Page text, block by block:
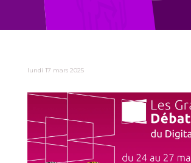
lundi 17 mars 2025